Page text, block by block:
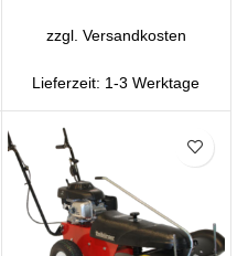
zzgl. Versandkosten
Lieferzeit: 1-3 Werktage